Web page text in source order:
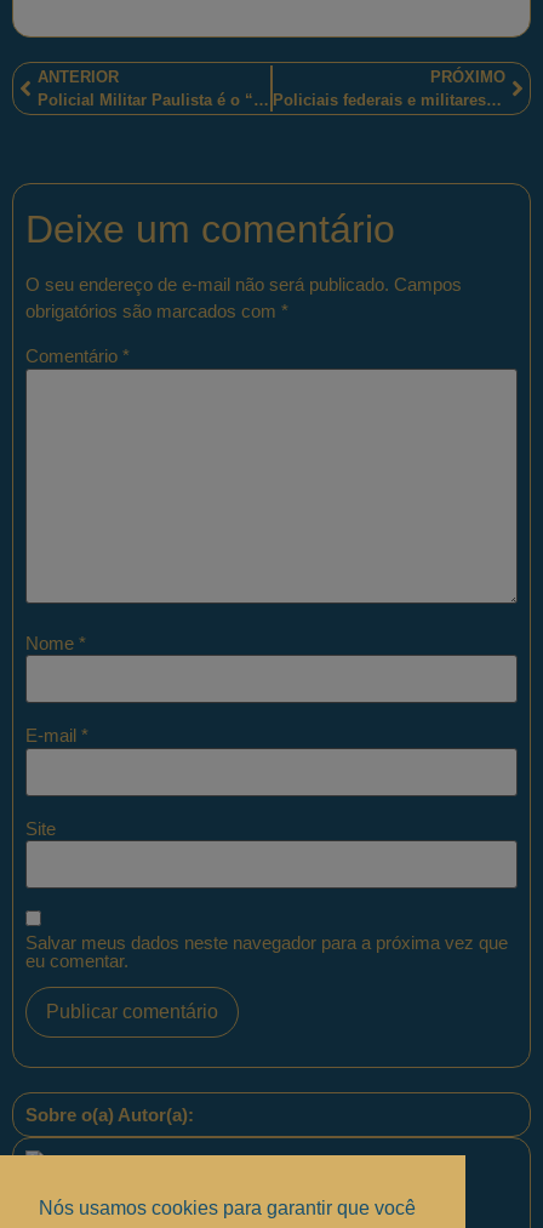
ANTERIOR
Policial Militar Paulista é o “Marlon Black Style (MBS)”
PRÓXIMO
Policiais federais e militares apreenderam “drogas com destino ao agreste paraibano”
Deixe um comentário
O seu endereço de e-mail não será publicado. Campos
obrigatórios são marcados com *
Comentário *
Nome *
E-mail *
Site
Salvar meus dados neste navegador para a próxima vez que
eu comentar.
Sobre o(a) Autor(a):
Nós usamos cookies para garantir que você